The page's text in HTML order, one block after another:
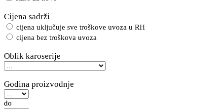
Cijena sadrži
cijena uključuje sve troškove uvoza u RH
cijena bez troškova uvoza
Oblik karoserije
Godina proizvodnje
do